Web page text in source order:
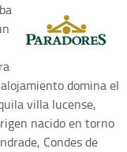
domina el
villa lucense,
nacido en torno
Condes de